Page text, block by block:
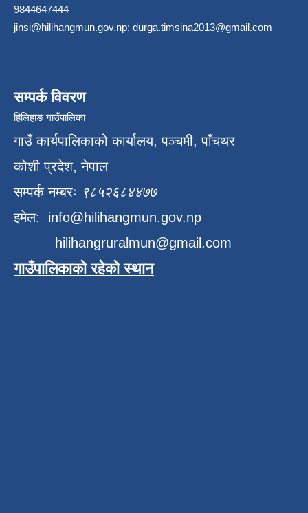
9844647444
jinsi@hilihangmun.gov.np; durga.timsina2013@gmail.com
सम्पर्क विवरण
हिलिहाङ गाउँपालिका
गाउँ कार्यपालिकाको कार्यालय, पञ्चमी, पाँचथर
कोशी प्रदेश, नेपाल
सम्पर्क नम्बरः ९८५२६८४४७७
इमेल: info@hilihangmun.gov.np
hilihangruralmun@gmail.com
गाउँपालिकाको रहेको स्थान